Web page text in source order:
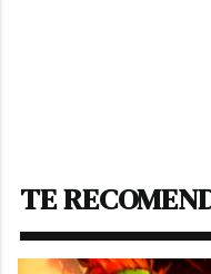
TE